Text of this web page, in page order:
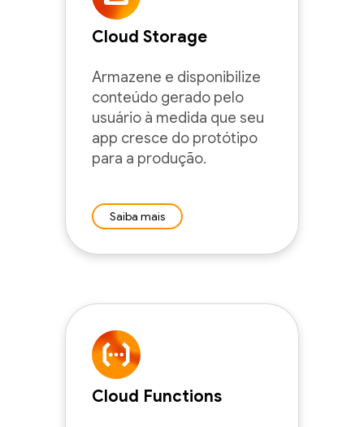
Cloud Storage
Armazene e disponibilize
conteúdo gerado pelo
usuário à medida que seu
app cresce do protótipo
para a produção.
Saiba mais
Cloud Functions